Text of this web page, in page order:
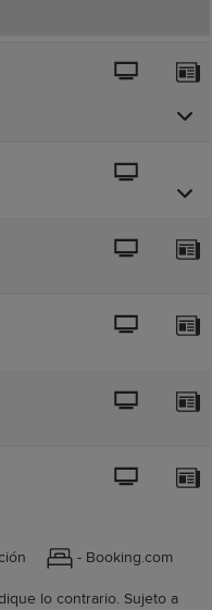
- Booking.com
lo contrario. Sujeto a